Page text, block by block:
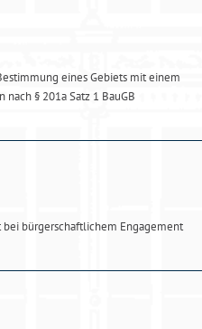
eines Gebiets mit einem
§ 201a Satz 1 BauGB
bei bürgerschaftlichem Engagement